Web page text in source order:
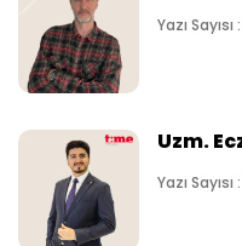
Yazı Sayısı
Uzm.
Yazı Sayısı